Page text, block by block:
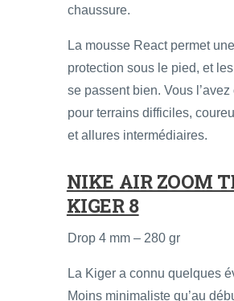
chaussure.
La mousse React permet
protection sous le pied, et
se passent bien. Vous l’avez
pour terrains difficiles,
et allures intermédiaires.
NIKE AIR ZOOM
KIGER 8
Drop 4 mm – 280 gr
La Kiger a connu quelques
Moins minimaliste qu’au